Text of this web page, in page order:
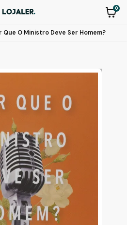
0
Que O Ministro Deve Ser Homem?